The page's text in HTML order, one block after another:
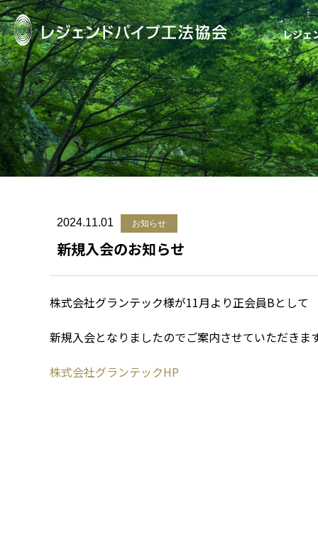
レジェ
レジェンドパイ
2024.11.01 お知らせ
新規入会のお知らせ
株式会社グランテック様が11月より正会員Bとして
新規入会となりましたのでご案内させていただきま
株式会社グランテックHP